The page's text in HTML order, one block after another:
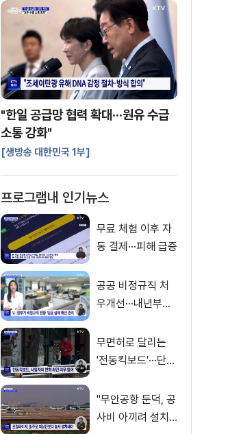
"한일 공급망 협력 확대···원유 수급
소통 강화"
[생방송 대한민국 1부]
프로그램내 인기뉴스
무료 체험 이후 자
동 결제···피해 급증
공공 비정규직 처
우개선···내년부터
스의 맥]
무면허로 달리는
'전동킥보드'···단속
"무안공항 둔덕, 공
사비 아끼려 설치···